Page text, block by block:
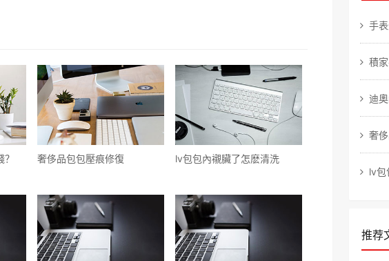
​奢侈品包包壓痕修復 ​lv包包內襯臟了怎麽清洗
手
積
迪
奢
​lv包
推荐